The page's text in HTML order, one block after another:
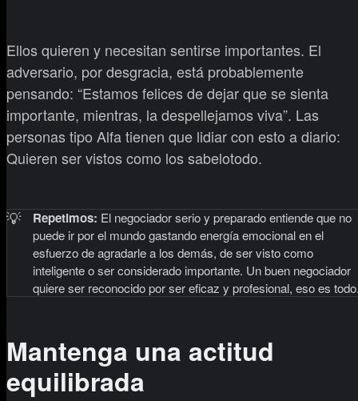
Ellos quieren y necesitan sentirse importantes. El
adversario, por desgracia, está probablemente
pensando: “Estamos felices de dejar que se sienta
importante, mientras, la despellejamos viva”. Las
personas tipo Alfa tienen que lidiar con esto a diario:
Quieren ser vistos como los sabelotodo.
💡 Repetimos: El negociador serio y preparado entiende que no
puede ir por el mundo gastando energía emocional en el
esfuerzo de agradarle a los demás, de ser visto como
inteligente o ser considerado importante. Un buen negociador
quiere ser reconocido por ser eficaz y profesional, eso es
Mantenga una actitud
equilibrada